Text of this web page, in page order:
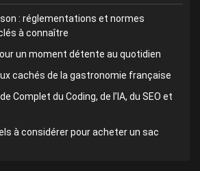
: réglementations et normes
à connaître
un moment détente au quotidien
cachés de la gastronomie française
Complet du Coding, de l’IA, du SEO et
à considérer pour acheter un sac